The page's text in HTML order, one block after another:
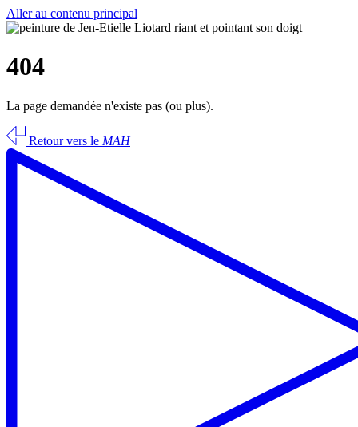
Aller au contenu principal
404
La page demandée n'existe pas (ou plus).
Retour vers le MAH